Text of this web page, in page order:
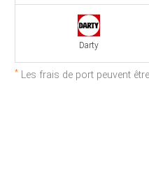
Darty
* Les frais de port peuvent